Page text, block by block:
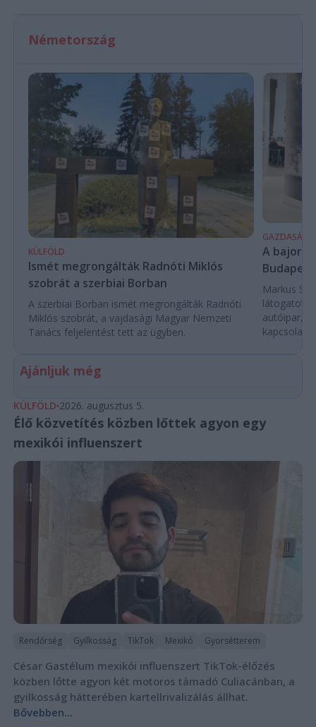
Németország
KÜLFÖLD
Ismét megrongálták Radnóti Miklós
szobrát a szerbiai Borban
A szerbiai Borban ismét megrongálták Radnóti
Miklós szobrát, a vajdasági Magyar Nemzeti
Tanács feljelentést tett az ügyben.
GAZDASÁG
A bajor
Markus
látogatott
autóipar,
Ajánljuk még
KÜLFÖLD 2026. augusztus 5.
Élő közvetítés közben lőttek agyon egy
mexikói influenszert
Rendőrség Gyilkosság TikTok Mexikó Gyorsétterem
César Gastélum mexikói influenszert TikTok-élőzés
közben lőtte agyon két motoros támadó Culiacánban, a
gyilkosság hátterében kartellrivalizálás állhat.
Bővebben...